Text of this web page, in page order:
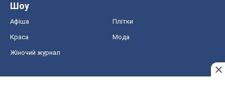
Шоу
Афіша Плітки
Краса Мода
Жіночий журнал